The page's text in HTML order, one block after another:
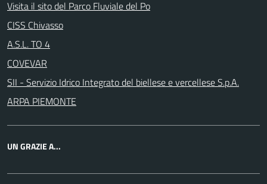
Visita il sito del Parco Fluviale del Po
CISS Chivasso
A.S.L. TO 4
COVEVAR
SII - Servizio Idrico Integrato del biellese e vercellese S.p.A.
ARPA PIEMONTE
UN GRAZIE A...